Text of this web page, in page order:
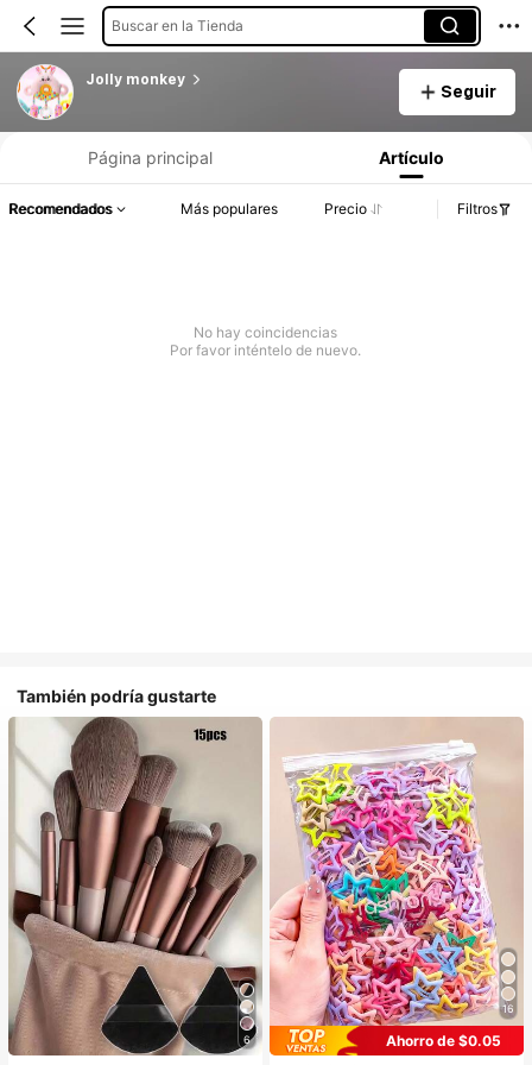
Buscar en la Tienda
Jolly monkey
Seguir
Página principal Artículo
Recomendados Más populares Precio Filtros
No hay coincidencias
Por favor inténtelo de nuevo.
También podría gustarte
6
16
Ahorro de $0.05